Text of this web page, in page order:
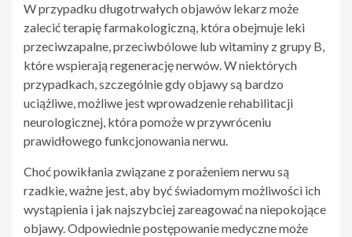
W przypadku długotrwałych objawów lekarz może
zalecić terapię farmakologiczną, która obejmuje leki
przeciwzapalne, przeciwbólowe lub witaminy z grupy B,
które wspierają regenerację nerwów. W niektórych
przypadkach, szczególnie gdy objawy są bardzo
uciążliwe, możliwe jest wprowadzenie rehabilitacji
neurologicznej, która pomoże w przywróceniu
prawidłowego funkcjonowania nerwu.
Choć powikłania związane z porażeniem nerwu są
rzadkie, ważne jest, aby być świadomym możliwości ich
wystąpienia i jak najszybciej zareagować na niepokojące
objawy. Odpowiednie postępowanie medyczne może